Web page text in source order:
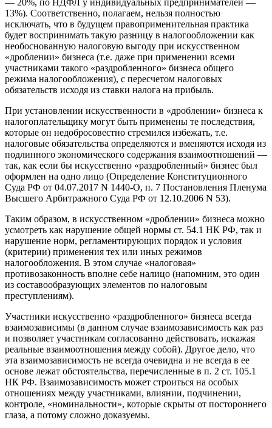
13%). Соответственно, полагаем, нельзя полностью
исключать, что в будущем правоприменительная практика
будет воспринимать такую разницу в налогообложении как
необоснованную налоговую выгоду при искусственном
«дроблении» бизнеса (т.е. даже при применении всеми
участниками такого «раздробленного» бизнеса общего
режима налогообложения), с пересчетом налоговых
обязательств исходя из ставки налога на прибыль.
При установлении искусственности в «дроблении» бизнеса к
налогоплательщику могут быть применены те последствия,
которые он недобросовестно стремился избежать, т.е.
налоговые обязательства определяются и вменяются исходя из
подлинного экономического содержания взаимоотношений —
так, как если бы искусственно «раздробленный» бизнес был
оформлен на одно лицо (Определение Конституционного
Суда РФ от 04.07.2017 N 1440-О, п. 7 Постановления Пленума
Высшего Арбитражного Суда РФ от 12.10.2006 N 53).
Таким образом, в искусственном «дроблении» бизнеса можно
усмотреть как нарушение общей нормы ст. 54.1 НК РФ, так и
нарушение норм, регламентирующих порядок и условия
(критерии) применения тех или иных режимов
налогообложения. В этом случае «налоговая»
противозаконность вполне себе налицо (напомним, это один
из составообразующих элементов по налоговым
преступлениям).
Участники искусственно «раздробленного» бизнеса всегда
взаимозависимы (в данном случае взаимозависимость как раз
и позволяет участникам согласованно действовать, искажая
реальные взаимоотношения между собой). Другое дело, что
эта взаимозависимость не всегда очевидна и не всегда в ее
основе лежат обстоятельства, перечисленные в п. 2 ст. 105.1
НК РФ. Взаимозависимость может строиться на особых
отношениях между участниками, влиянии, подчинении,
контроле, «номинальности», которые скрыты от постороннего
глаза, а потому сложно доказуемы.